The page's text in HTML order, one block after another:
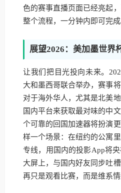
色的赛事直播页面已经亮起
整个流程，一分钟内即可完成
展望2026：美加墨世界
让我们把目光投向未来。
大和墨西哥联合举办，赛事
对于海外华人，尤其是北美
国内平台来获取最对味的中
个可靠的回国加速器将扮演
样一个场景：在纽约的公寓
专线，用国内的投影App将
大屏上，与国内好友同步吐
再只是观看比赛，而是维系